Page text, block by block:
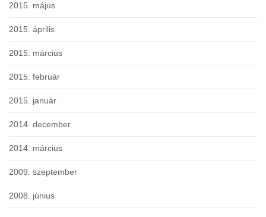
2015. május
2015. április
2015. március
2015. február
2015. január
2014. december
2014. március
2009. szeptember
2008. június